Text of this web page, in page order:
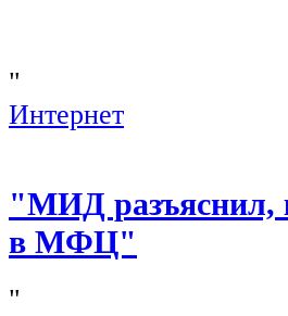
"
Интернет
"МИД разъяснил,
в МФЦ"
"